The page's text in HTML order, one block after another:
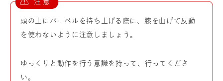
頭の上にバーベルを持ち上げる際に、膝を曲げて反動
を使わないように注意しましょう。
ゆっくりと動作を行う意識を持って、行ってくださ
い。